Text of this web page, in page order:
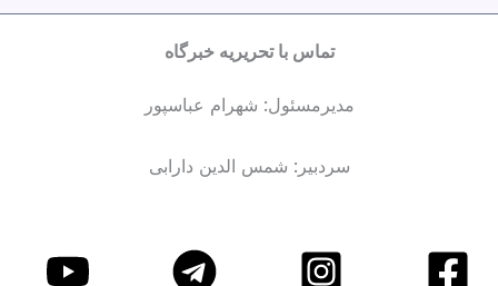
تماس با تحریریه خبرگاه
مدیرمسئول: شهرام عباسپور
سردبیر: شمس الدین دارابی